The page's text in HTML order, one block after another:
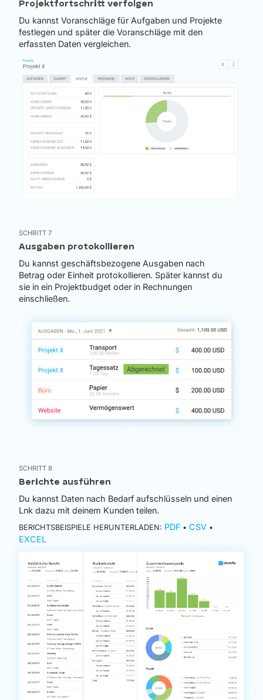
Projektfortschritt verfolgen
Du kannst Voranschläge für Aufgaben und Projekte
festlegen und später die Voranschläge mit den
erfassten Daten vergleichen.
SCHRITT 7
Ausgaben protokollieren
Du kannst geschäftsbezogene Ausgaben nach
Betrag oder Einheit protokollieren. Später kannst du
sie in ein Projektbudget oder in Rechnungen
einschließen.
SCHRITT 8
Berichte ausführen
Du kannst Daten nach Bedarf aufschlüsseln und einen
Lnk dazu mit deinem Kunden teilen.
BERICHTSBEISPIELE HERUNTERLADEN: PDF • CSV •
EXCEL